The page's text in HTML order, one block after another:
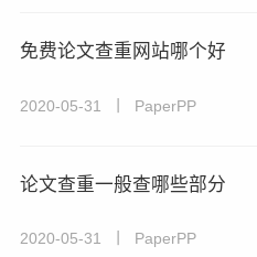
免费论文查重网站哪个好
2020-05-31 丨 PaperPP
论文查重一般查哪些部分
2020-05-31 丨 PaperPP